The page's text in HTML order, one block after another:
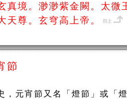
真境。渺渺紫金闕。太
天尊。玄穹高上帝。
節
，元宵節又名「燈節」或「